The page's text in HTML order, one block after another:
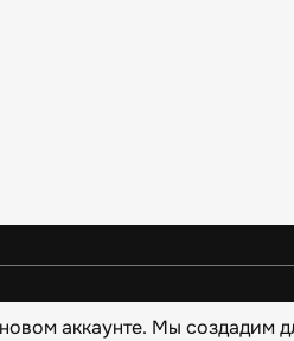
аккаунте. Мы создадим